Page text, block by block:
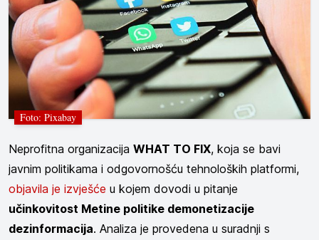
Foto: Pixabay
Neprofitna organizacija WHAT TO FIX, koja se bavi
javnim politikama i odgovornošću tehnoloških platformi,
objavila je izvješće u kojem dovodi u pitanje
učinkovitost Metine politike demonetizacije
dezinformacija. Analiza je provedena u suradnji s